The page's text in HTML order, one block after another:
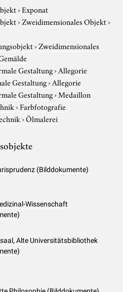
›Exponat
›Zweidimensionales Objekt›
›Zweidimensionales
Gestaltung›Allegorie
Gestaltung›Allegorie
Gestaltung›Medaillon
›Farbfotografie
›Ölmalerei
(Bilddokumente)
Wissenschaft
Alte Universitätsbibliothek